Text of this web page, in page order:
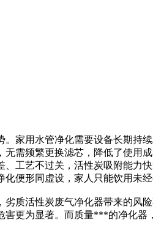
家用水管净化需要设备长期
需频繁更换滤芯，降低了使
工艺不过关，活性炭吸附能
便形同虚设，家人只能饮用未
质活性炭废气净化器带来的风
更为显著。而质量***的净化